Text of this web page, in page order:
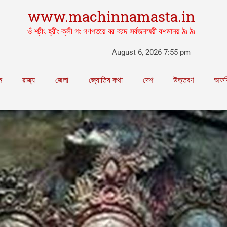
www.machinnamasta.in
ওঁ শ্রীং হ্রীং ক্লী গং গণপতয়ে বর বরদ সর্বজনস্ময়ী বশমানয় ঠঃ ঠঃ
August 6, 2026 7:55 pm
রাজ্য জেলা জ্যোতিষ কথা দেশ উত্তরণ